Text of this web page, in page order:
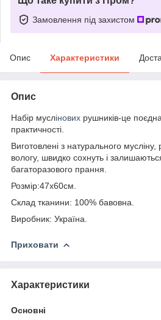
Замовлення під захистом
Опис Характеристики
Опис
Набір муслінових рушників-це
практичності.
Виготовлені з натурального
вологу, швидко сохнуть і
багаторазового прання.
Розмір:47х60см.
Склад тканини: 100% бавовна.
Виробник: Україна.
Приховати
Характеристики
Основні